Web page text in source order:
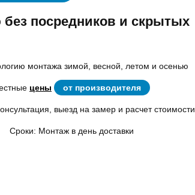
без посредников и скрытых
монтажа зимой, весной, летом и осенью
цены от производителя
выезд на замер и расчет стоимости
Сроки: Монтаж в день доставки